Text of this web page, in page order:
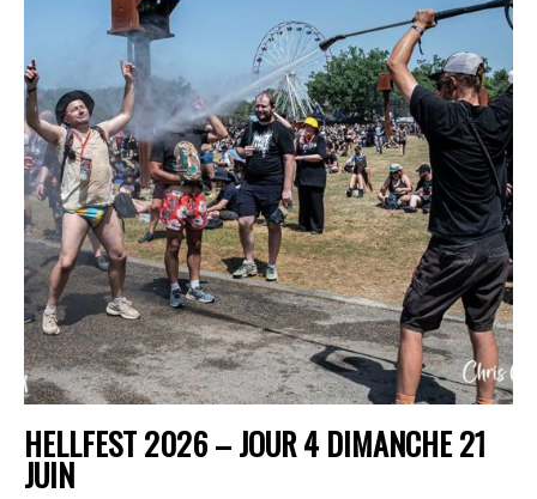
HELLFEST 2026 – JOUR 4 DIMANCHE 21
JUIN